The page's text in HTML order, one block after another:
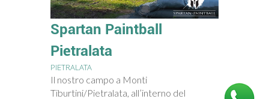
Spartan Paintball
Pietralata
PIETRALATA
Il nostro campo a Monti
Tiburtini/Pietralata, all’interno del